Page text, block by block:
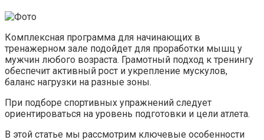
Комплексная программа для начинающих в
тренажерном зале подойдет для проработки мышц у
мужчин любого возраста. Грамотный подход к тренингу
обеспечит активный рост и укрепление мускулов,
баланс нагрузки на разные зоны.
При подборе спортивных упражнений следует
ориентироваться на уровень подготовки и цели атлета.
В этой статье мы рассмотрим ключевые особенности